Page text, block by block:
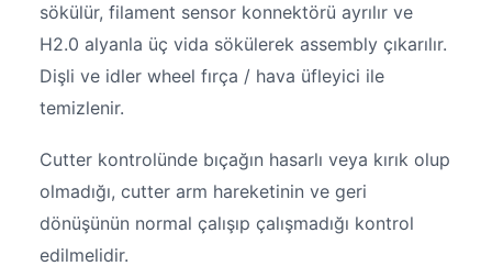
sökülür, filament sensor konnektörü ayrılır ve
H2.0 alyanla üç vida sökülerek assembly çıkarılır.
Dişli ve idler wheel fırça / hava üfleyici ile
temizlenir.
Cutter kontrolünde bıçağın hasarlı veya kırık olup
olmadığı, cutter arm hareketinin ve geri
dönüşünün normal çalışıp çalışmadığı kontrol
edilmelidir.